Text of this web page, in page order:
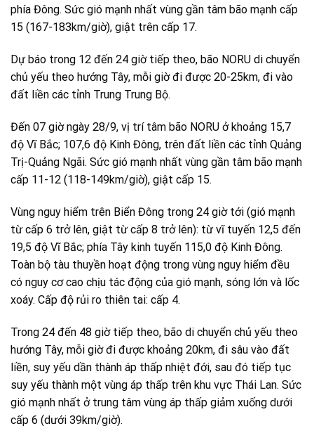
phía Đông. Sức gió mạnh nhất vùng gần tâm bão mạnh cấp
15 (167-183km/giờ), giật trên cấp 17.
Dự báo trong 12 đến 24 giờ tiếp theo, bão NORU di chuyển
chủ yếu theo hướng Tây, mỗi giờ đi được 20-25km, đi vào
đất liền các tỉnh Trung Trung Bộ.
Đến 07 giờ ngày 28/9, vị trí tâm bão NORU ở khoảng 15,7
độ Vĩ Bắc; 107,6 độ Kinh Đông, trên đất liền các tỉnh Quảng
Trị-Quảng Ngãi. Sức gió mạnh nhất vùng gần tâm bão mạnh
cấp 11-12 (118-149km/giờ), giật cấp 15.
Vùng nguy hiểm trên Biển Đông trong 24 giờ tới (gió mạnh
từ cấp 6 trở lên, giật từ cấp 8 trở lên): từ vĩ tuyến 12,5 đến
19,5 độ Vĩ Bắc; phía Tây kinh tuyến 115,0 độ Kinh Đông.
Toàn bộ tàu thuyền hoạt động trong vùng nguy hiểm đều
có nguy cơ cao chịu tác động của gió mạnh, sóng lớn và lốc
xoáy. Cấp độ rủi ro thiên tai: cấp 4.
Trong 24 đến 48 giờ tiếp theo, bão di chuyển chủ yếu theo
hướng Tây, mỗi giờ đi được khoảng 20km, đi sâu vào đất
liền, suy yếu dần thành áp thấp nhiệt đới, sau đó tiếp tục
suy yếu thành một vùng áp thấp trên khu vực Thái Lan. Sức
gió mạnh nhất ở trung tâm vùng áp thấp giảm xuống dưới
cấp 6 (dưới 39km/giờ).